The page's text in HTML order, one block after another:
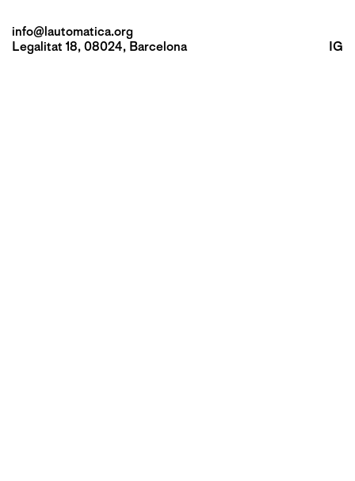
info@lautomatica.org
Legalitat 18, 08024, Barcelona
IG